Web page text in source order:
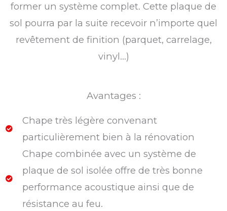
former un système complet. Cette plaque de
sol pourra par la suite recevoir n’importe quel
revêtement de finition (parquet, carrelage,
vinyl…)
Avantages :
Chape très légère convenant
particulièrement bien à la rénovation
Chape combinée avec un système de
plaque de sol isolée offre de très bonne
performance acoustique ainsi que de
résistance au feu.